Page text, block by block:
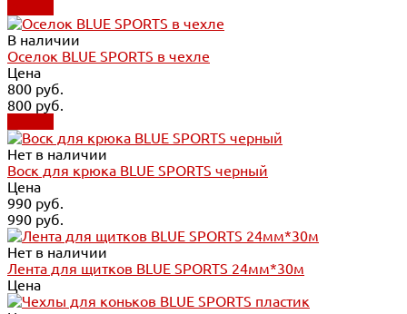
В наличии
Оселок BLUE SPORTS в чехле
Цена
800 руб.
800 руб.
Нет в наличии
Воск для крюка BLUE SPORTS черный
Цена
990 руб.
990 руб.
Нет в наличии
Лента для щитков BLUE SPORTS 24мм*30м
Цена